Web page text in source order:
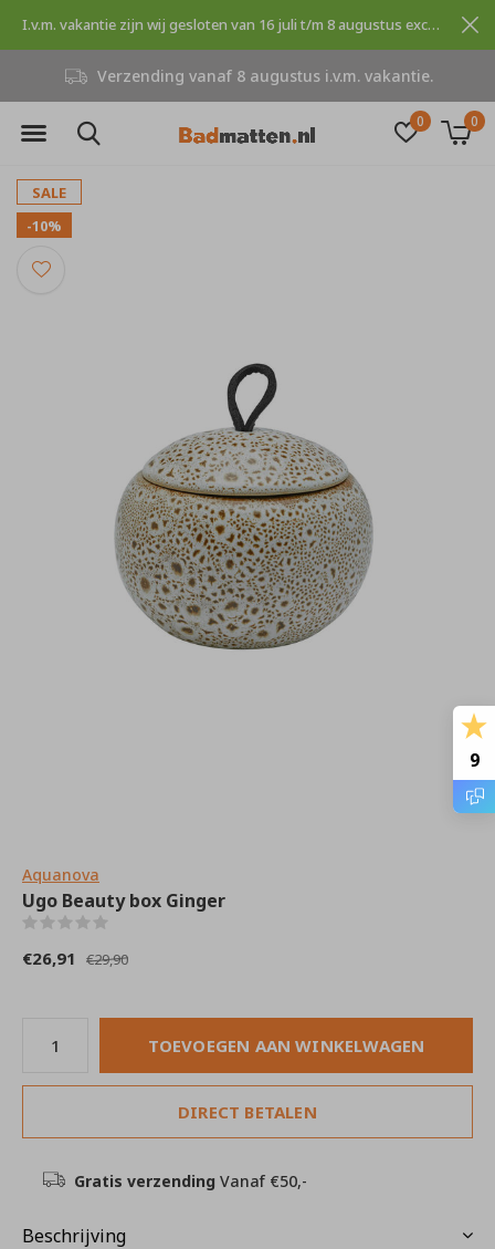
0 0
Verzending vanaf 8 augustus i.v.m. vakantie.
I.v.m. vakantie zijn wij gesloten van 16 juli t/m 8 augustus excuses voor dit ongemak.
SALE
-10%
Aquanova
Ugo Beauty box Ginger
€26,91 €29,90
TOEVOEGEN AAN WINKELWAGEN
DIRECT BETALEN
Gratis verzending Vanaf €50,-
Beschrijving
9